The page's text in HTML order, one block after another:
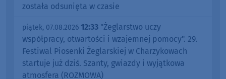
została odsunięta w czasie
piątek, 07.08.2026 12:33 "Żeglarstwo uczy
współpracy, otwartości i wzajemnej pomocy". 29.
Festiwal Piosenki Żeglarskiej w Charzykowach
startuje już dziś. Szanty, gwiazdy i wyjątkowa
atmosfera (ROZMOWA)